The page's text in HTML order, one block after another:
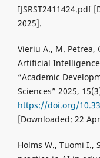
IJSRST2411424.pdf
2025].
Vieriu A., M. Petrea,
Artificial
“Academic
Sciences” 2025,
https://doi.org/
[Downloaded: 22
Holms W., Tuomi I.,